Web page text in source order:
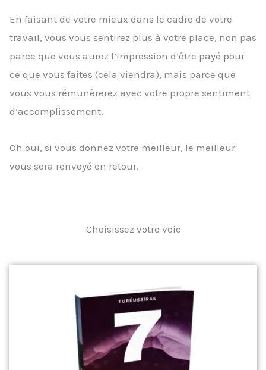
En faisant de votre mieux dans le cadre de votre
travail, vous vous sentirez plus à votre place, non pas
parce que vous aurez l’impression d’être payé pour
ce que vous faites (cela viendra), mais parce que
vous vous rémunèrerez avec votre propre sentiment
d’accomplissement.
Oh oui, si vous donnez votre meilleur, le meilleur
vous sera renvoyé en retour.
Choisissez votre voie